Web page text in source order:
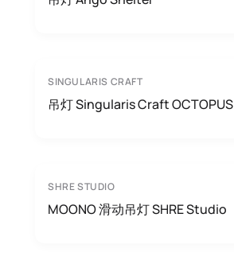
SINGULARIS CRAFT
吊灯 Singularis Craft OCTOPUS
SHRE STUDIO
MOONO 滑动吊灯 SHRE Studio